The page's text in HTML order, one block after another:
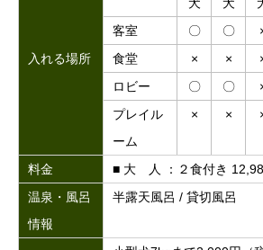
入れる場所
客室
〇 〇
食堂
× ×
ロビー
〇 〇
プレイル
ーム
× ×
料金
■ 大 人 ：２食付き
温泉・風呂
情報
半露天風呂 / 貸切風呂